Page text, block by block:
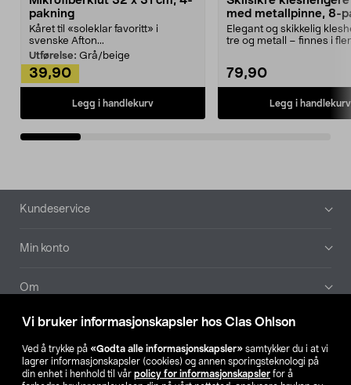
Vi bruker informasjonskapsler hos Clas Ohlson
Ved å trykke på «Godta alle informasjonskapsler» samtykker du i at vi
lagrer informasjonskapsler (cookies) og annen sporingsteknologi på
din enhet i henhold til vår policy for informasjonskapsler for å
pakning
Kåret til «soleklar favoritt» i
svenske Afton...
Utførelse: Grå/beige
39,90
Legg i handlekurv
med metallpinne, 8-
Elegant og skikkelig
tre og metall – finnes i
79,90
Legg i handlekurv
Bunntekst
Kundeservice
Min konto
Om
Aktuelt
Våre selskaper